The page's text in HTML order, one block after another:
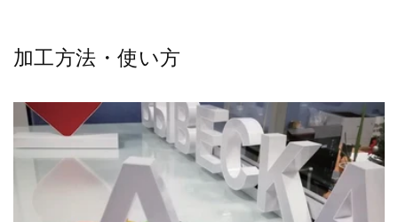
加工方法・使い方